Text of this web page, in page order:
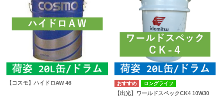
【コスモ】ハイドロAW 46 ロングライフ
【出光】ワールドスペックCK4 10W30